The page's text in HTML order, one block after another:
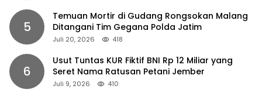
5
Temuan Mortir di Gudang Rongsokan Malang
Ditangani Tim Gegana Polda Jatim
Juli 20, 2026 418
6
Usut Tuntas KUR Fiktif BNI Rp 12 Miliar yang
Seret Nama Ratusan Petani Jember
Juli 9, 2026 410